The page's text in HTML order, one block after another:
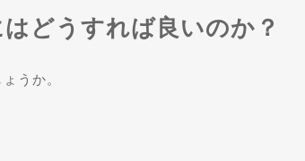
どうすれば良いのか？
うか。